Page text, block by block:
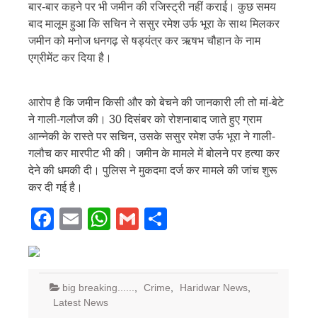
बार-बार कहने पर भी जमीन की रजिस्ट्री नहीं कराई। कुछ समय
बाद मालूम हुआ कि सचिन ने ससुर रमेश उर्फ भूरा के साथ मिलकर
जमीन को मनोज धनगढ़ से षड्यंत्र कर ऋषभ चौहान के नाम
एग्रीमेंट कर दिया है।
आरोप है कि जमीन किसी और को बेचने की जानकारी ली तो मां-बेटे
ने गाली-गलौज की। 30 दिसंबर को रोशनाबाद जाते हुए ग्राम
आन्नेकी के रास्ते पर सचिन, उसके ससुर रमेश उर्फ भूरा ने गाली-
गलौच कर मारपीट भी की। जमीन के मामले में बोलने पर हत्या कर
देने की धमकी दी। पुलिस ने मुकदमा दर्ज कर मामले की जांच शुरू
कर दी गई है।
Facebook
EmailWhatsApp
Gmail
big breaking...... Crime Haridwar News
Latest News